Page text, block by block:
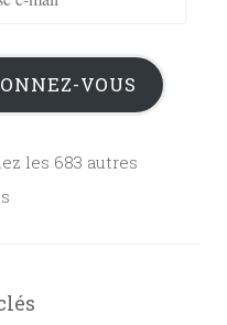
VOUS
les 683 autres